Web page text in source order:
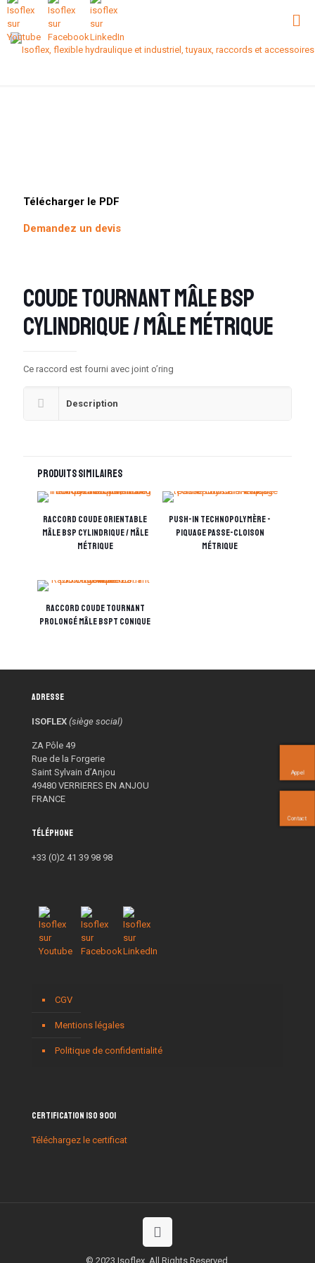
Télécharger le PDF
Demandez un devis
Coude tournant Mâle BSP
cylindrique / Mâle métrique
Ce raccord est fourni avec joint o’ring
Description
Produits similaires
Raccord coude orientable
Mâle BSP cylindrique / Mâle
métrique
Push-in technopolymère -
Piquage passe-cloison
métrique
Raccord coude tournant
prolongé Mâle BSPT conique
Adresse
ISOFLEX (siège social)
ZA Pôle 49
Rue de la Forgerie
Saint Sylvain d’Anjou
49480 VERRIERES EN ANJOU
FRANCE
Téléphone
+33 (0)2 41 39 98 98
CGV
Mentions légales
Politique de confidentialité
Certification ISO 9001
Téléchargez le certificat
© 2023 Isoflex. All Rights Reserved.
Appel
Contact